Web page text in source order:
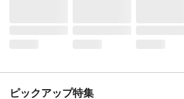
ピックアップ特集